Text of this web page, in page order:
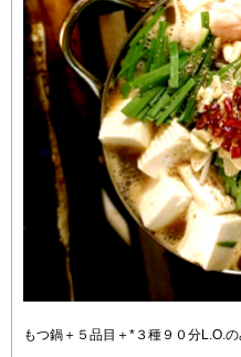
もつ鍋＋５品目＋*３種９０分L.O.